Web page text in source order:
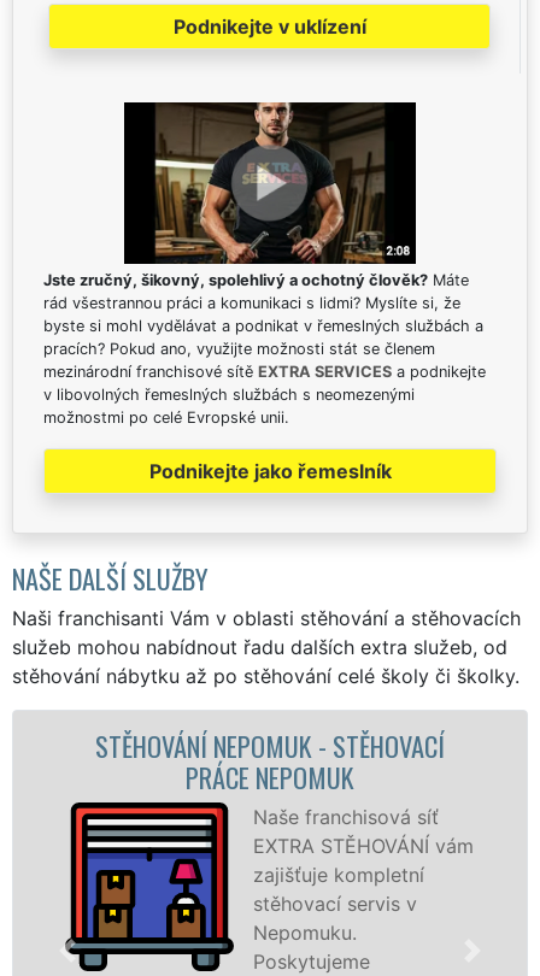
Podnikejte v uklízení
Jste zručný, šikovný, spolehlivý a ochotný člověk? Máte
rád všestrannou práci a komunikaci s lidmi? Myslíte si, že
byste si mohl vydělávat a podnikat v řemeslných službách a
pracích? Pokud ano, využijte možnosti stát se členem
mezinárodní franchisové sítě EXTRA SERVICES a podnikejte
v libovolných řemeslných službách s neomezenými
možnostmi po celé Evropské unii.
Podnikejte jako řemeslník
NAŠE DALŠÍ SLUŽBY
Naši franchisanti Vám v oblasti stěhování a stěhovacích
služeb mohou nabídnout řadu dalších extra služeb, od
stěhování nábytku až po stěhování celé školy či školky.
STĚHOVACÍ SLUŽBA NEPOMUK -
STĚHOVACÍ FIRMA NEPOMUK
Poskytujeme
stěhovací služby v
Nepomuku na
špičkové úrovni se
technikou. Tyto